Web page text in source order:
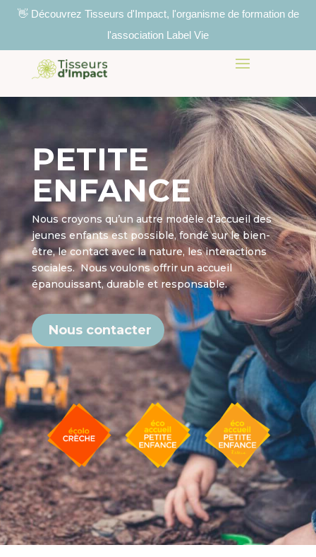
👋 Découvrez Tisseurs d'Impact, l'organisme de formation de
l'association Label Vie
PETITE
ENFANCE
Nous croyons qu’un autre modèle d’accueil des
jeunes enfants est possible, fondé sur le bien-
être, le contact avec la nature, les interactions
sociales. Nous voulons offrir un accueil
épanouissant, durable et responsable.
Nous contacter